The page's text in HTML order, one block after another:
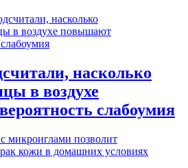
насколько
в воздухе
слабоумия